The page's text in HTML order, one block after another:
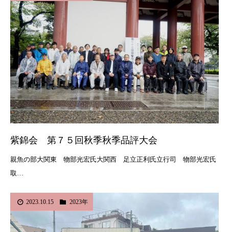
紫錦会 第７５回秋季秋季品評大会
親魚の部大関東 物部光宏氏大関西 足立正利氏立行司 物部光宏氏
取…
2023.10.15 2023年